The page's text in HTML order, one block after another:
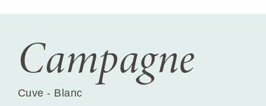
Campagne
Cuve - Blanc